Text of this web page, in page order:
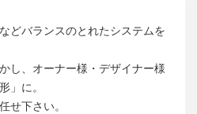
どバランスのとれたシステムを
し、オーナー様・デザイナー様
」に。
せ下さい。